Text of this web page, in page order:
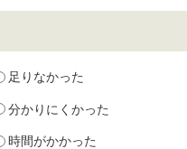
足りなかった
分かりにくかった
時間がかかった